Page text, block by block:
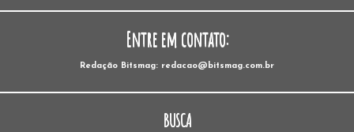
Entre em contato:
Redação Bitsmag: redacao@bitsmag.com.br
BUSCA